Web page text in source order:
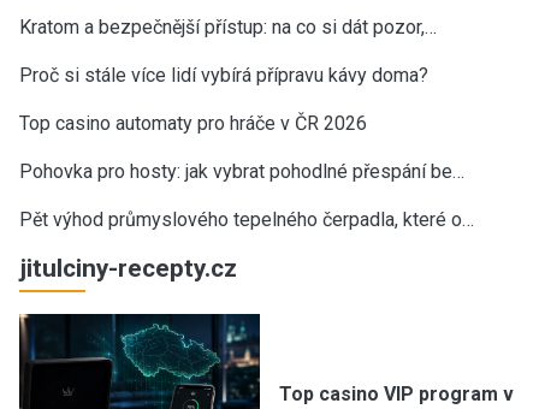
Kratom a bezpečnější přístup: na co si dát pozor,…
Proč si stále více lidí vybírá přípravu kávy doma?
Top casino automaty pro hráče v ČR 2026
Pohovka pro hosty: jak vybrat pohodlné přespání be…
Pět výhod průmyslového tepelného čerpadla, které o…
jitulciny-recepty.cz
Top casino VIP program v